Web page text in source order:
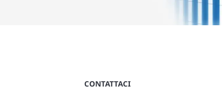
CONTATTACI